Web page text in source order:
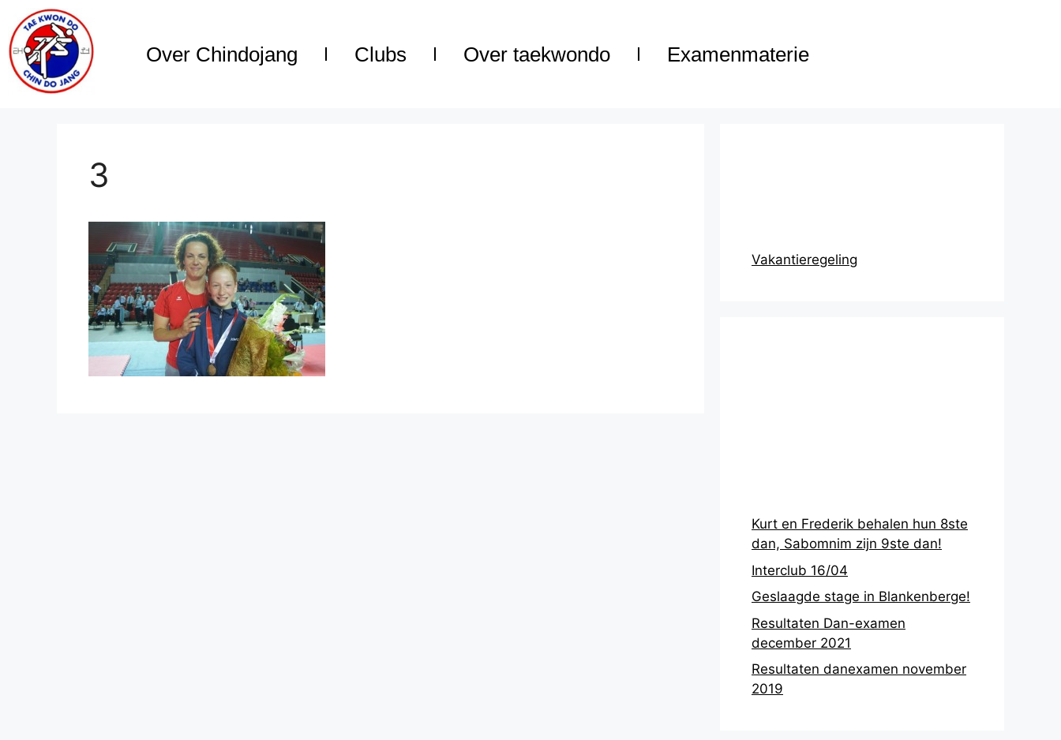
Over Chindojang Clubs Over taekwondo Examenmaterie
3
Vakantieregeling
Kurt en Frederik behalen hun 8ste
dan, Sabomnim zijn 9ste dan!
Interclub 16/04
Geslaagde stage in Blankenberge!
Resultaten Dan-examen
december 2021
Resultaten danexamen november
2019